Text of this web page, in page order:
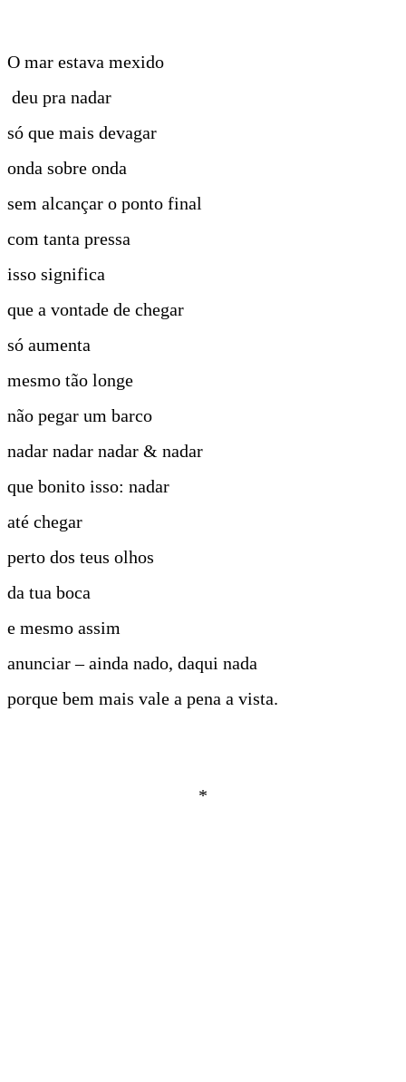
O mar estava mexido
deu pra nadar
só que mais devagar
onda sobre onda
sem alcançar o ponto final
com tanta pressa
isso significa
que a vontade de chegar
só aumenta
mesmo tão longe
não pegar um barco
nadar nadar nadar & nadar
que bonito isso: nadar
até chegar
perto dos teus olhos
da tua boca
e mesmo assim
anunciar – ainda nado, daqui nada
porque bem mais vale a pena a vista.
*